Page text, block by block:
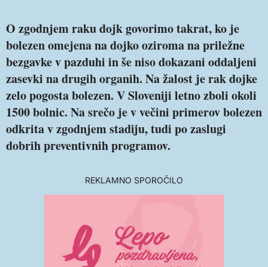
O zgodnjem raku dojk govorimo takrat, ko je
bolezen omejena na dojko oziroma na priležne
bezgavke v pazduhi in še niso dokazani oddaljeni
zasevki na drugih organih. Na žalost je rak dojke
zelo pogosta bolezen. V Sloveniji letno zboli okoli
1500 bolnic. Na srečo je v večini primerov bolezen
odkrita v zgodnjem stadiju, tudi po zaslugi
dobrih preventivnih programov.
REKLAMNO SPOROČILO